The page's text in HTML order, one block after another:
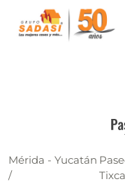
Mérida - Yucatán
/